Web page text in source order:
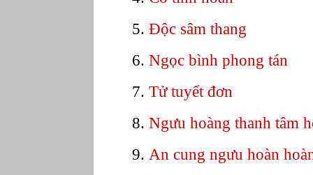
Độc sâm thang
Ngọc bình phong tán
Tử tuyết đơn
Ngưu hoàng thanh tâm
An cung ngưu hoàn